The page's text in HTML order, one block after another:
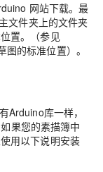
网站下载。最
文件夹上的文件夹
置。（参见
的标准位置）。
Arduino库一样，
果您的素描簿中
用以下说明安装